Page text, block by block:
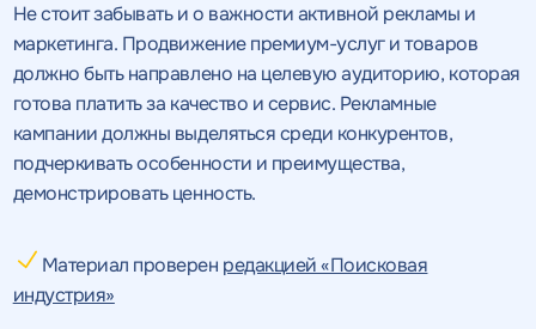
Не стоит забывать и о важности активной рекламы и
маркетинга. Продвижение премиум-услуг и товаров
должно быть направлено на целевую аудиторию, которая
готова платить за качество и сервис. Рекламные
кампании должны выделяться среди конкурентов,
подчеркивать особенности и преимущества,
демонстрировать ценность.
Материал проверен редакцией «Поисковая
индустрия»